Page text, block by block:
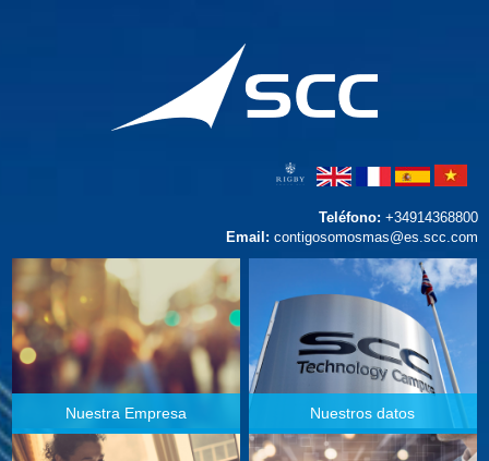
Teléfono: +34914368800
Email: contigosomosmas@es.scc.com
Nuestra Empresa Nuestros datos